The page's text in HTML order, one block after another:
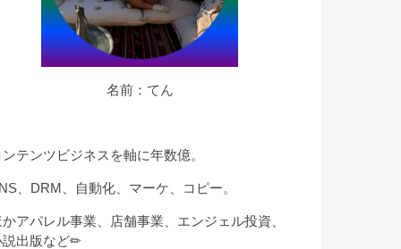
名前：てん
テンツビジネスを軸に年数億。
、DRM、自動化、マーケ、コピー。
かアパレル事業、店舗事業、エンジェル投資、
説出版など✏︎